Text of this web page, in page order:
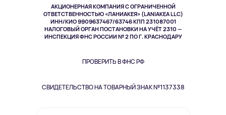
АКЦИОНЕРНАЯ КОМПАНИЯ С ОГРАНИЧЕННОЙ
ОТВЕТСТВЕННОСТЬЮ «ЛАНИАКЕЯ» (LANIAKEA LLC)
ИНН/КИО 9909637467/63746 КПП 231087001
НАЛОГОВЫЙ ОРГАН ПОСТАНОВКИ НА УЧЁТ 2310 —
ИНСПЕКЦИЯ ФНС РОССИИ № 2 ПО Г. КРАСНОДАРУ
ПРОВЕРИТЬ В ФНС РФ
СВИДЕТЕЛЬСТВО НА ТОВАРНЫЙ ЗНАК №1137338
Здоровье питомцев
Одежда и аксессуары